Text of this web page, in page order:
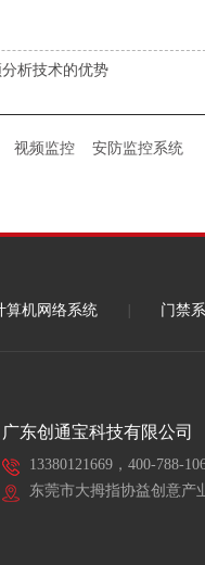
）智能化工程
析技术的优势
视频监控 安防监控系统
算机网络系统 门禁
广东创通宝科技有限公司
13380121669，400-788-
东莞市大拇指协益创意产